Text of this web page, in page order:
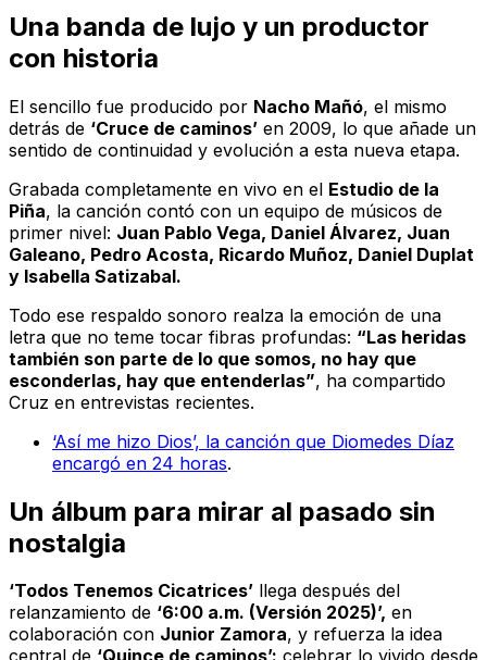
Una banda de lujo y un productor
con historia
El sencillo fue producido por Nacho Mañó, el mismo
detrás de ‘Cruce de caminos’ en 2009, lo que añade un
sentido de continuidad y evolución a esta nueva etapa.
Grabada completamente en vivo en el Estudio de la
Piña, la canción contó con un equipo de músicos de
primer nivel: Juan Pablo Vega, Daniel Álvarez, Juan
Galeano, Pedro Acosta, Ricardo Muñoz, Daniel Duplat
y Isabella Satizabal.
Todo ese respaldo sonoro realza la emoción de una
letra que no teme tocar fibras profundas: “Las heridas
también son parte de lo que somos, no hay que
esconderlas, hay que entenderlas”, ha compartido
Cruz en entrevistas recientes.
‘Así me hizo Dios’, la canción que Diomedes Díaz
encargó en 24 horas.
Un álbum para mirar al pasado sin
nostalgia
‘Todos Tenemos Cicatrices’ llega después del
relanzamiento de ‘6:00 a.m. (Versión 2025)’, en
colaboración con Junior Zamora, y refuerza la idea